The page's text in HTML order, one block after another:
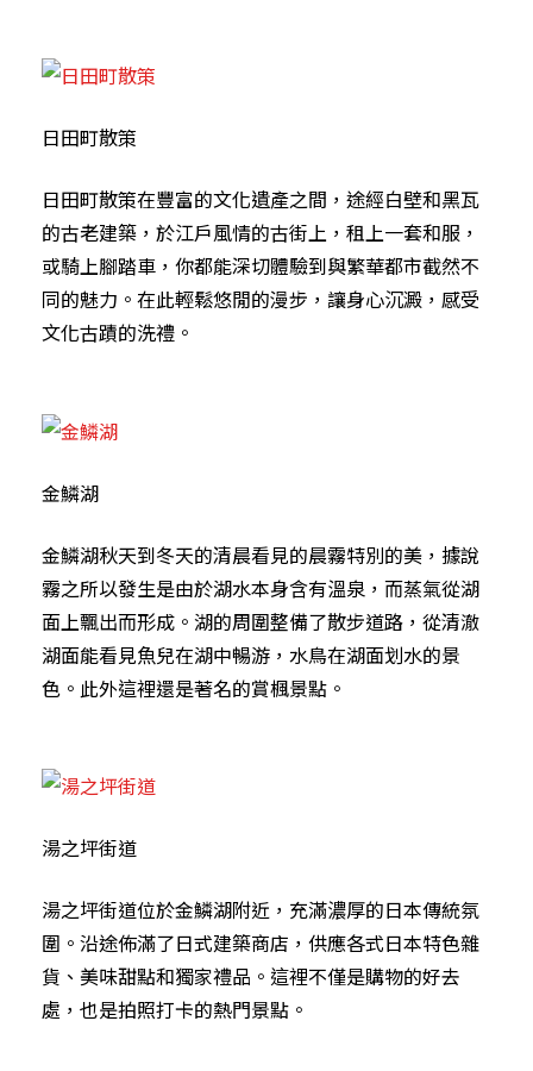
日田町散策
日田町散策在豐富的文化遺產之間，途經白壁和黑瓦
的古老建築，於江戶風情的古街上，租上一套和服，
或騎上腳踏車，你都能深切體驗到與繁華都市截然不
同的魅力。在此輕鬆悠閒的漫步，讓身心沉澱，感受
文化古蹟的洗禮。
金鱗湖
金鱗湖秋天到冬天的清晨看見的晨霧特別的美，據說
霧之所以發生是由於湖水本身含有溫泉，而蒸氣從湖
面上飄出而形成。湖的周圍整備了散步道路，從清澈
湖面能看見魚兒在湖中暢游，水鳥在湖面划水的景
色。此外這裡還是著名的賞楓景點。
湯之坪街道
湯之坪街道位於金鱗湖附近，充滿濃厚的日本傳統氛
圍。沿途佈滿了日式建築商店，供應各式日本特色雜
貨、美味甜點和獨家禮品。這裡不僅是購物的好去
處，也是拍照打卡的熱門景點。